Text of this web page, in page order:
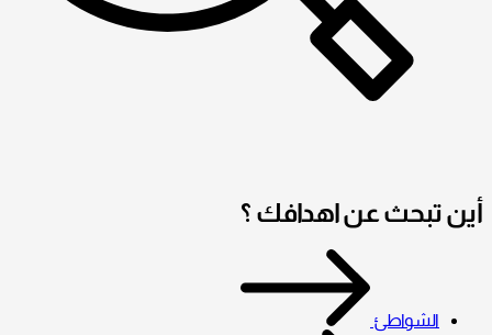
أين تبحث عن اهدافك ؟
الشواطئ